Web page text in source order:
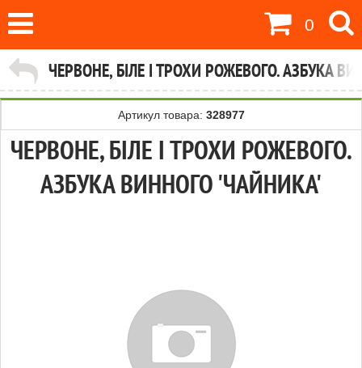
Артикул товара: 328977
ЧЕРВОНЕ, БІЛЕ І ТРОХИ РОЖЕВОГО.
АЗБУКА ВИННОГО 'ЧАЙНИКА'
0
ЧЕРВОНЕ, БІЛЕ І ТРОХИ РОЖЕВОГО. АЗБУКА